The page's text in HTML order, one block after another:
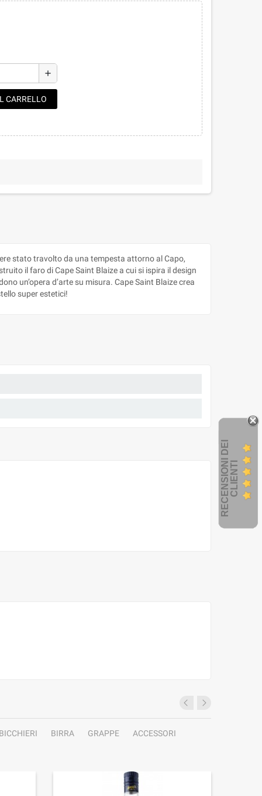
add
CARRELLO
stato travolto da una tempesta attorno al Capo,
il faro di Cape Saint Blaize a cui si ispira il design
un’opera d’arte su misura. Cape Saint Blaize crea
super estetici!
BICCHIERI BIRRA GRAPPE
ACCESSORI
R
E
C
E
N
S
I
ON
I
D
E
I
C
L
I
E
N
TI